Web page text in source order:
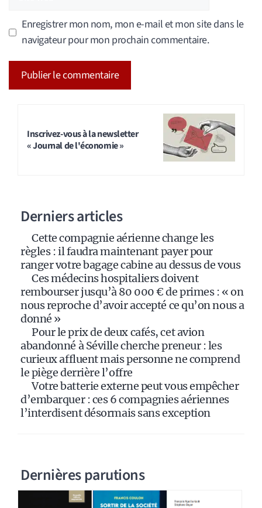
Enregistrer mon nom, mon e-mail et mon site dans le
navigateur pour mon prochain commentaire.
Inscrivez-vous à la newsletter
« Journal de l'économie »
Derniers articles
Cette compagnie aérienne change les
règles : il faudra maintenant payer pour
ranger votre bagage cabine au dessus de vous
Ces médecins hospitaliers doivent
rembourser jusqu’à 80 000 € de primes : « on
nous reproche d’avoir accepté ce qu’on nous a
donné »
Pour le prix de deux cafés, cet avion
abandonné à Séville cherche preneur : les
curieux affluent mais personne ne comprend
le piège derrière l’offre
Votre batterie externe peut vous empêcher
d’embarquer : ces 6 compagnies aériennes
l’interdisent désormais sans exception
Dernières parutions